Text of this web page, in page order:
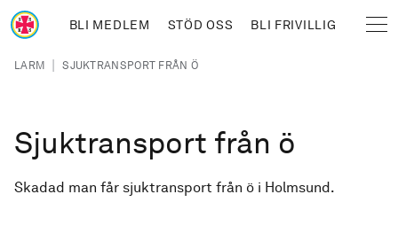
Hoppa till huvudinnehåll
BLI MEDLEM STÖD OSS BLI FRIVILLIG
Länkstig
LARM | SJUKTRANSPORT FRÅN Ö
Sjuktransport från ö
Skadad man får sjuktransport från ö i Holmsund.